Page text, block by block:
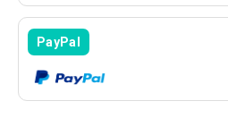
PayPal